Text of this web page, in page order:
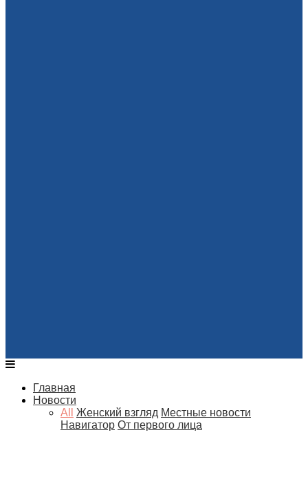
Главная
Новости
All
Женский взгляд Местные новости
Навигатор От первого лица